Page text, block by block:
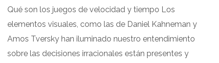
Qué son los juegos de velocidad y tiempo Los
elementos visuales, como las de Daniel Kahneman y
Amos Tversky han iluminado nuestro entendimiento
sobre las decisiones irracionales están presentes y